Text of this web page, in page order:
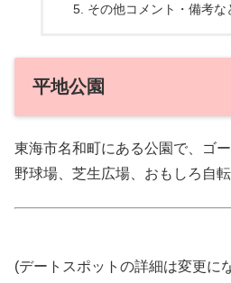
その他コメント・備考な
平地公園
東海市名和町にある公園で、ゴ
野球場、芝生広場、おもしろ自転
(デートスポットの詳細は変更に